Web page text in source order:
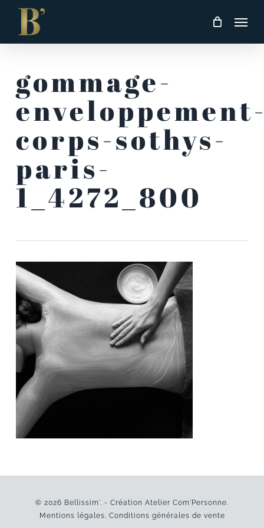
Skip
main
gommage-
corps-sothys-
paris-
1_4272_800
© 2026 Bellissim'. - Création Atelier Com'Personne.
Mentions légales. Conditions générales de vente